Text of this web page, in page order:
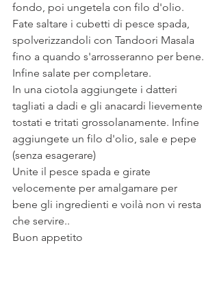
fondo, poi ungetela con filo d'olio.
Fate saltare i cubetti di pesce spada,
spolverizzandoli con Tandoori Masala
fino a quando s'arrosseranno per bene.
Infine salate per completare.
In una ciotola aggiungete i datteri
tagliati a dadi e gli anacardi lievemente
tostati e tritati grossolanamente. Infine
aggiungete un filo d'olio, sale e pepe
(senza esagerare)
Unite il pesce spada e girate
velocemente per amalgamare per
bene gli ingredienti e voilà non vi resta
che servire..
Buon appetito